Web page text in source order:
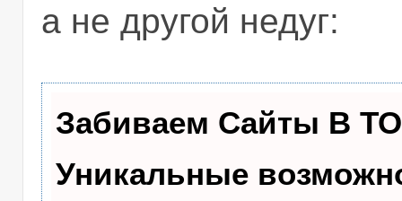
а не другой недуг:
Забиваем Сайты В
Уникальные